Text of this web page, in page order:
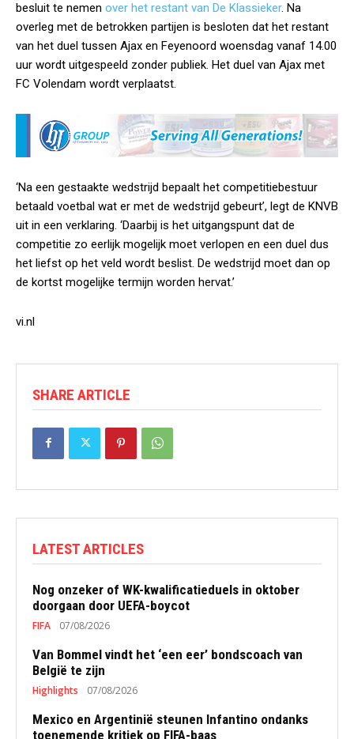
besluit te nemen over het restant van De Klassieker. Na
overleg met de betrokken partijen is besloten dat het restant
van het duel tussen Ajax en Feyenoord woensdag vanaf 14.00
uur wordt uitgespeeld zonder publiek. Het duel van Ajax met
FC Volendam wordt verplaatst.
‘Na een gestaakte wedstrijd bepaalt het competitiebestuur
betaald voetbal wat er met de wedstrijd gebeurt’, legt de KNVB
uit in een verklaring. ‘Daarbij is het uitgangspunt dat de
competitie zo eerlijk mogelijk moet verlopen en een duel dus
het liefst op het veld wordt beslist. De wedstrijd moet dan op
de kortst mogelijke termijn worden hervat.’
vi.nl
SHARE ARTICLE
LATEST ARTICLES
Nog onzeker of WK-kwalificatieduels in oktober
doorgaan door UEFA-boycot
FIFA 07/08/2026
Van Bommel vindt het ‘een eer’ bondscoach van
België te zijn
Highlights 07/08/2026
Mexico en Argentinië steunen Infantino ondanks
toenemende kritiek op FIFA-baas